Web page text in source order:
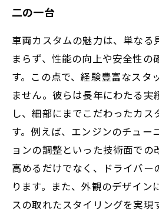
二の一台
車両カスタムの魅力は、単なる
まらず、性能の向上や安全性の
す。この点で、経験豊富なスタ
ません。彼らは長年にわたる実
し、細部にまでこだわったカス
す。例えば、エンジンのチュー
ョンの調整といった技術面での
高めるだけでなく、ドライバー
ります。また、外観のデザイン
スの取れたスタイリングを実現